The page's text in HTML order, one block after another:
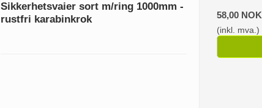
Sikkerhetsvaier sort m/ring 1000mm -
rustfri karabinkrok
58,00 NOK
(inkl. mva.)